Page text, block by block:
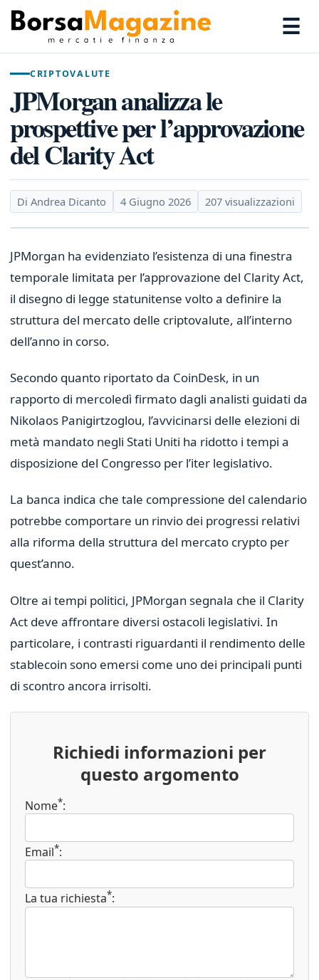
☰
CRIPTOVALUTE
JPMorgan analizza le
prospettive per l’approvazione
del Clarity Act
Di Andrea Dicanto 4 Giugno 2026 207 visualizzazioni
JPMorgan ha evidenziato l’esistenza di una finestra
temporale limitata per l’approvazione del Clarity Act,
il disegno di legge statunitense volto a definire la
struttura del mercato delle criptovalute, all’interno
dell’anno in corso.
Secondo quanto riportato da CoinDesk, in un
rapporto di mercoledì firmato dagli analisti guidati da
Nikolaos Panigirtzoglou, l’avvicinarsi delle elezioni di
metà mandato negli Stati Uniti ha ridotto i tempi a
disposizione del Congresso per l’iter legislativo.
La banca indica che tale compressione del calendario
potrebbe comportare un rinvio dei progressi relativi
alla riforma della struttura del mercato crypto per
quest’anno.
Oltre ai tempi politici, JPMorgan segnala che il Clarity
Act deve affrontare diversi ostacoli legislativi. In
particolare, i contrasti riguardanti il rendimento delle
stablecoin sono emersi come uno dei principali punti
di scontro ancora irrisolti.
Richiedi informazioni per
questo argomento
Nome*:
Email*:
La tua richiesta*: